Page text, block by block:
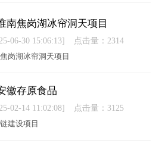
南焦岗湖冰帘洞天项目
06-30 15:06:13]
点击量：2314
岗湖冰帘洞天项目
徽存原食品
02-14 11:02:08]
点击量：3125
建设项目